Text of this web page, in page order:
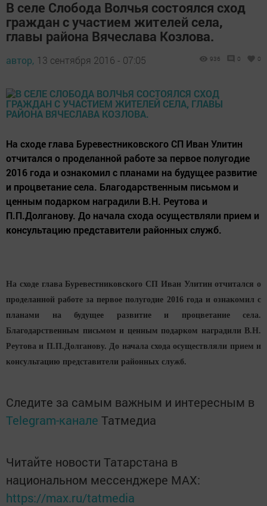
В селе Слобода Волчья состоялся сход
граждан с участием жителей села,
главы района Вячеслава Козлова.
автор, 13 сентября 2016 - 07:05 936 0 0
На сходе глава Буревестниковского СП Иван Улитин
отчитался о проделанной работе за первое полугодие
2016 года и ознакомил с планами на будущее развитие
и процветание села. Благодарственным письмом и
ценным подарком наградили В.Н. Реутова и
П.П.Долганову. До начала схода осуществляли прием и
консультацию представители районных служб.
На сходе глава Буревестниковского СП Иван Улитин отчитался о
проделанной работе за первое полугодие 2016 года и ознакомил с
планами на будущее развитие и процветание села.
Благодарственным письмом и ценным подарком наградили В.Н.
Реутова и П.П.Долганову. До начала схода осуществляли прием и
консультацию представители районных служб.
Следите за самым важным и интересным в
Telegram-канале Татмедиа
Читайте новости Татарстана в
национальном мессенджере MАХ:
https://max.ru/tatmedia